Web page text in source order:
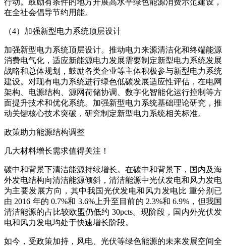
在全社会倡导节约用能。
（4）加强新型电力系统顶层设计
加强新型电力系统顶层设计。推动电力来源清洁化和终端能源
消费电气化，适应新能源电力发展需要制定新型电力系统发展
战略和总体规划，鼓励各类企业等主体积极参与新型电力系统
建设。对现有电力系统进行绿色低碳发展适应性评估，在电网
架构、电源结构、源网荷储协调、数字化智能化运行控制等方
面提升技术和优化系统。加强新型电力系统基础理论研究，推
动关键核心技术突破，研究制定新型电力系统相关标准。
政策助力能源结构调整
几大材料增长需求值得关注！
碳中和背景下清洁能源持续增长。在碳中和背景下，国内及海
外发电结构向清洁能源倾斜，清洁能源中光伏发电和风力发电
为主要发展方向，其中我国光伏发电和风力发电比 重分别已
由 2016 年的 0.7%和 3.6%上升至目前的 2.3%和 6.9%，但我国
清洁能源的占比较欧盟仍低约 30pcts。现阶段，国内外光伏发
电和风力发电均处于快速增长阶段。
如今，受政策加持，风电、光伏等绿色能源的未来发展空间全